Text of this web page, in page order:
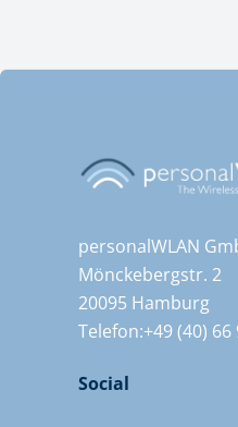
personalWLAN
Mönckebergstr. 2
20095 Hamburg
Telefon:+49 (40) 66
Social